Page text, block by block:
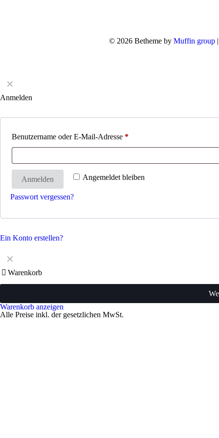
© 2026 Betheme by Muffin group
✕
Anmelden
Benutzername oder E-Mail-Adresse *
Angemeldet bleiben
Anmelden
Passwort vergessen?
Ein Konto erstellen?
✕
Warenkorb
Warenkorb anzeigen
Alle Preise inkl. der gesetzlichen MwSt.